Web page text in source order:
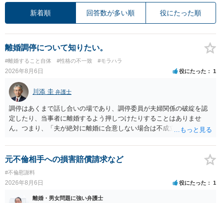
新着順 回答数が多い順 役にたった順
離婚調停について知りたい。
#離婚すること自体 #性格の不一致 #モラハラ
2026年8月6日 役にたった 1
川添 圭 弁護士
調停はあくまで話し合いの場であり、調停委員が夫婦関係の破綻を認
定したり、当事者に離婚するよう押しつけたりすることはありませ
ん。つまり、「夫が絶対に離婚に合意しない場合は不成立になり」、
きません。 調停段階での離婚成立を希望するなら、夫が離婚に前向き
になるような条件提示をする等、模索するほかありません（極端な話
をいえば、夫から「この条件なら離婚してもよい」として提示された
条件を全部丸呑みする、という方法しかないかもしれません）。た
だ、離婚訴訟をしたくないという考えを見透かされてしまうと、逆に
足下を見られてしまいますので、注意する必要があります。 夫が離婚
元不倫相手への損害賠償請求など
#不倫慰謝料
2026年8月6日 役にたった 1
離婚・男女問題に強い弁護士